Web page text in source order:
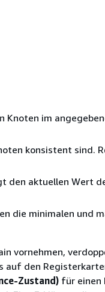
Knoten im
konsistent sind.
den aktuellen Wert
die minimalen und
vornehmen,
auf den
Zustand) für einen